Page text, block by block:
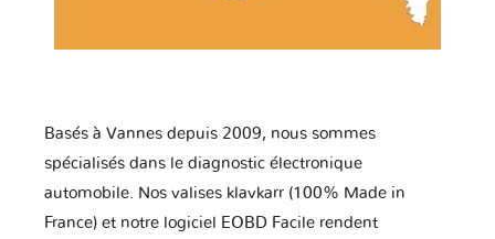
Basés à Vannes depuis 2009, nous sommes
spécialisés dans le diagnostic électronique
automobile. Nos valises klavkarr (100% Made in
France) et notre logiciel EOBD Facile rendent